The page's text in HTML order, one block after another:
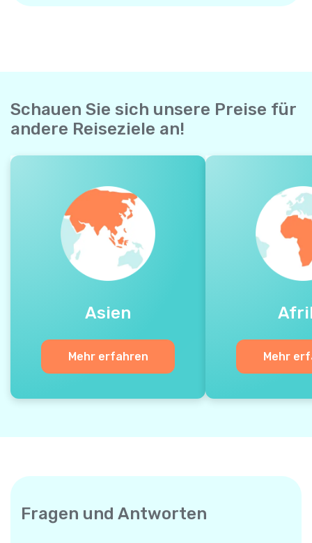
Schauen Sie sich unsere Preise für
andere Reiseziele an!
Asien
Mehr erfahren Mehr
Fragen und Antworten